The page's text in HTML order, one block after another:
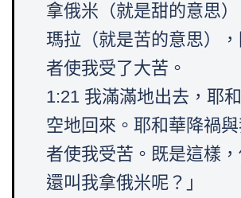
拿俄米（就是甜的意思
瑪拉（就是苦的意思）
者使我受了大苦。
1:21 我滿滿地出去，耶
空地回來。耶和華降禍
者使我受苦。既是這樣
還叫我拿俄米呢？」